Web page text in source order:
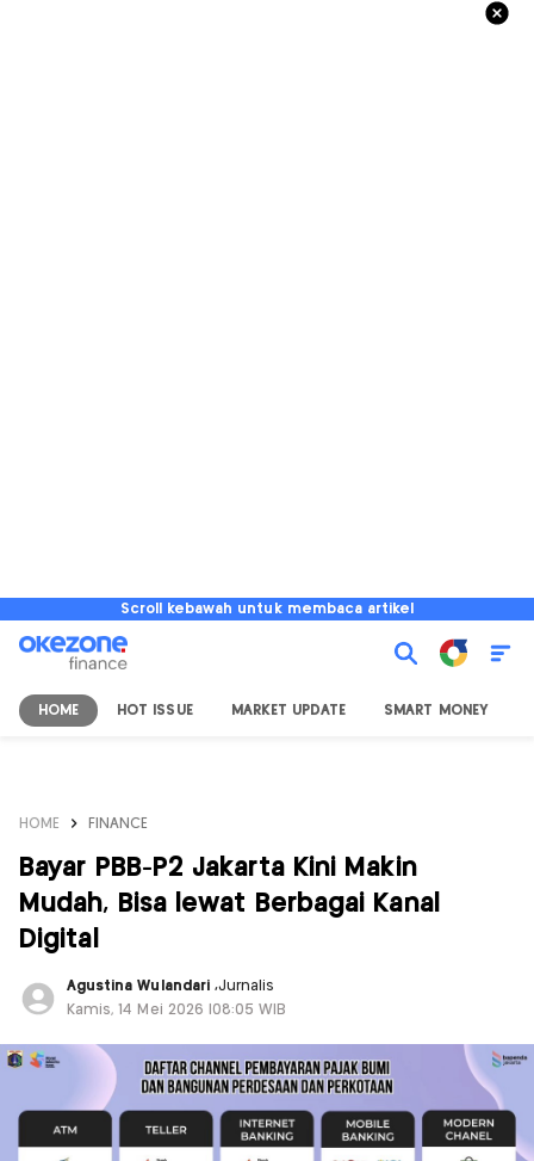
Scroll kebawah untuk membaca artikel
HOME HOT ISSUE MARKET UPDATE SMART MONEY
HOME FINANCE
Bayar PBB-P2 Jakarta Kini Makin
Mudah, Bisa lewat Berbagai Kanal
Digital
Agustina Wulandari ,Jurnalis
Kamis, 14 Mei 2026 |08:05 WIB